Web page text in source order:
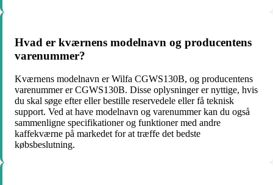
Hvad er kværnens modelnavn og producentens
varenummer?
Kværnens modelnavn er Wilfa CGWS130B, og producentens
varenummer er CGWS130B. Disse oplysninger er nyttige, hvis
du skal søge efter eller bestille reservedele eller få teknisk
support. Ved at have modelnavn og varenummer kan du også
sammenligne specifikationer og funktioner med andre
kaffekværne på markedet for at træffe det bedste
købsbeslutning.